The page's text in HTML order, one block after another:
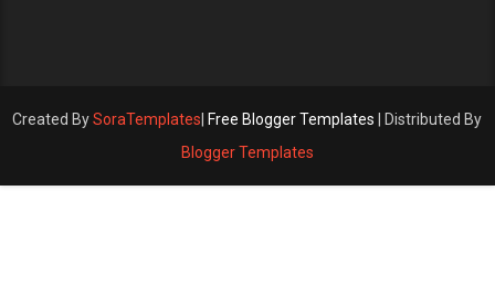
Created BySoraTemplates Free Blogger Templates | Distributed By
Blogger Templates